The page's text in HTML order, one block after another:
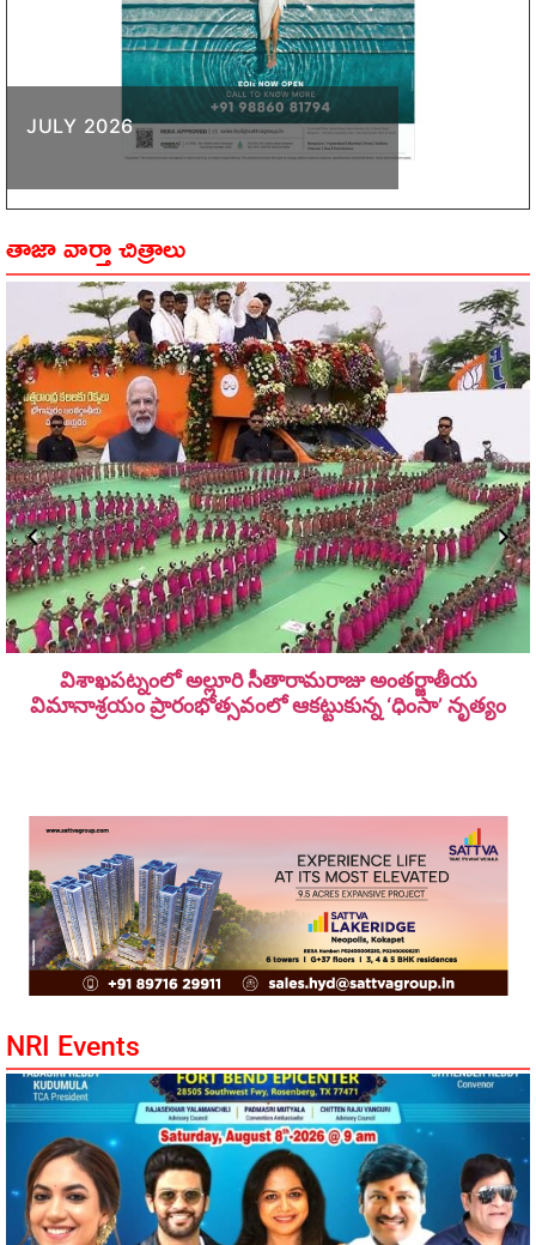
JULY 2026
తాజా వార్తా చిత్రాలు
విశాఖపట్నంలో అల్లూరి సీతారామ‌రాజు అంత‌ర్జాతీయ
విమానాశ్ర‌యం ప్రారంభోత్సవంలో ఆకట్టుకున్న ‘ధింసా’ నృత్యం
NRI Events